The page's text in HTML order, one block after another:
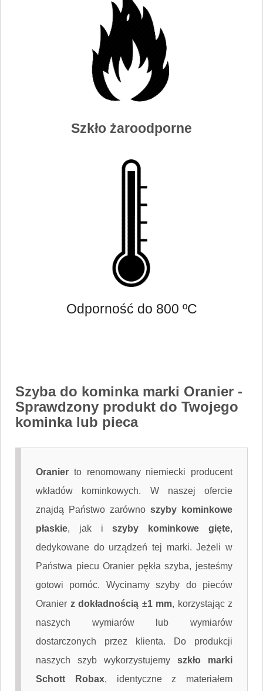
Szkło żaroodporne
Odporność do 800 ºC
Szyba do kominka marki Oranier -
Sprawdzony produkt do Twojego
kominka lub pieca
Oranier to renomowany niemiecki producent
wkładów kominkowych. W naszej ofercie
znajdą Państwo zarówno szyby kominkowe
płaskie, jak iszyby kominkowe gięte,
dedykowane do urządzeń tej marki. Jeżeli w
Państwa piecu Oranier pękła szyba, jesteśmy
gotowi pomóc. Wycinamy szyby do pieców
Oranier z dokładnością ±1 mm, korzystając z
naszych wymiarów lub wymiarów
dostarczonych przez klienta. Do produkcji
naszych szyb wykorzystujemy szkło marki
Schott Robax, identyczne z materiałem